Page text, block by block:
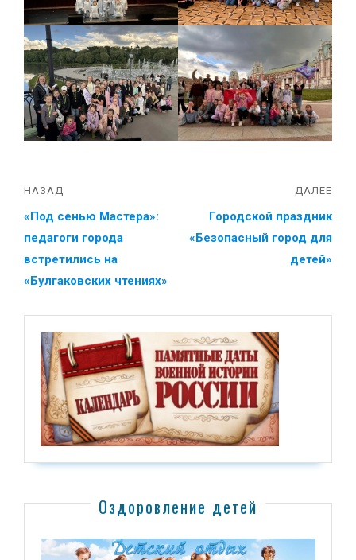
НАЗАД
«Под сенью Мастера»:
педагоги города
встретились на
«Булгаковских чтениях»
ДАЛЕЕ
Городской праздник
«Безопасный город для
детей»
Оздоровление детей